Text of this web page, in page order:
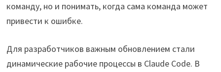
команду, но и понимать, когда сама команда может
привести к ошибке.
Для разработчиков важным обновлением стали
динамические рабочие процессы в Claude Code. В